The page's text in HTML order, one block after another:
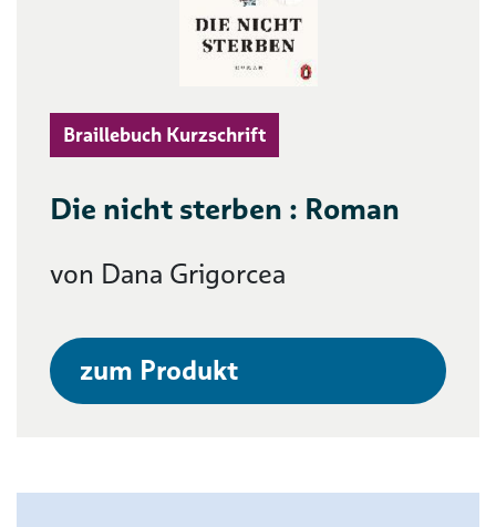
Braillebuch Kurzschrift
Die nicht sterben : Roman
von Dana Grigorcea
zum Produkt